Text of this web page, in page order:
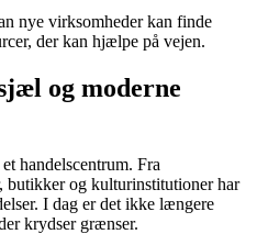
nye virksomheder kan finde
der kan hjælpe på vejen.
og moderne
handelscentrum. Fra
butikker og kulturinstitutioner har
I dag er det ikke længere
krydser grænser.